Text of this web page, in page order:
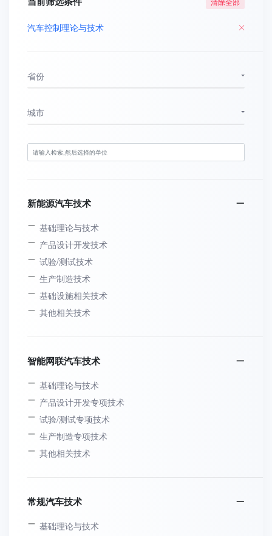
汽车控制理论与技术
省份
城市
新能源汽车技术
基础理论与技术
产品设计开发技术
试验/测试技术
生产制造技术
基础设施相关技术
其他相关技术
智能网联汽车技术
基础理论与技术
产品设计开发专项技术
试验/测试专项技术
生产制造专项技术
其他相关技术
常规汽车技术
基础理论与技术